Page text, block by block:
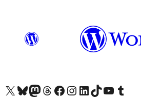
查看我們的 X (之前的 Twitter) 帳號造訪我們的 Bluesky 帳號造訪我們的 Mastodon 帳號造訪我們的 Threads 帳號 造訪我們的 Facebook 粉絲專頁Visit our Instagram account
Visit our LinkedIn account
造訪我們的 TikTok 帳號Visit our YouTube channel
造訪我們的 Tumblr 帳號